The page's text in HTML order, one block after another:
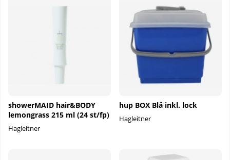
showerMAID hair&BODY
lemongrass 215 ml (24 st/fp)
Hagleitner
hup BOX Blå inkl. lock
Hagleitner